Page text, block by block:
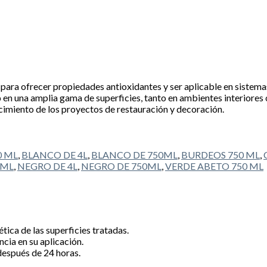
ofrecer propiedades antioxidantes y ser aplicable en
una amplia gama de superficies, tanto en ambientes
de los proyectos de restauración y decoración.
ML, BLANCO DE 4L, BLANCO DE 750ML, BURDEOS 750 ML,
, NEGRO DE 4L, NEGRO DE 750ML,VERDE ABETO 750 ML
de las superficies tratadas.
en su aplicación.
de 24 horas.